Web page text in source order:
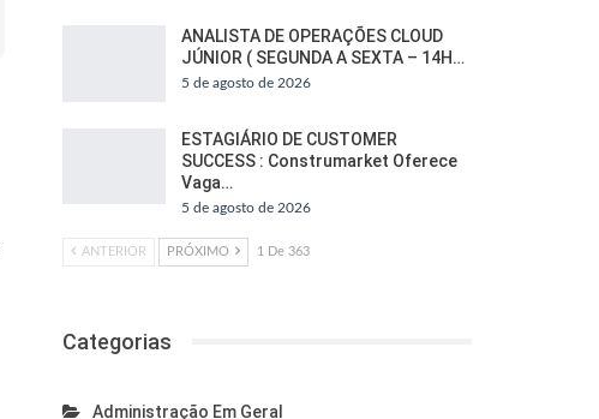
ANALISTA DE OPERAÇÕES CLOUD
JÚNIOR ( SEGUNDA A SEXTA – 14H…
5 de agosto de 2026
ESTAGIÁRIO DE CUSTOMER
SUCCESS : Construmarket Oferece
Vaga…
5 de agosto de 2026
ANTERIOR PRÓXIMO 1 De 363
Categorias
Administração Em Geral